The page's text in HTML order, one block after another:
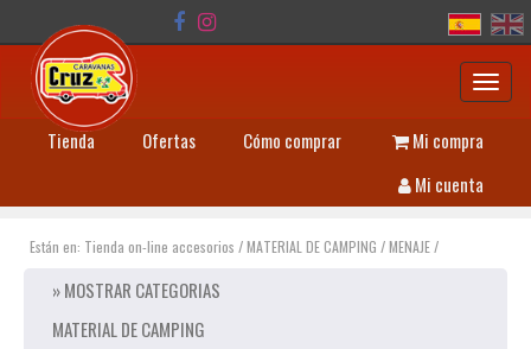
Tienda Ofertas Cómo comprar
Mi compra
Mi cuenta
Están en: Tienda on-line accesorios /MATERIAL DE CAMPING /MENAJE/
» MOSTRAR CATEGORIAS
MATERIAL DE CAMPING